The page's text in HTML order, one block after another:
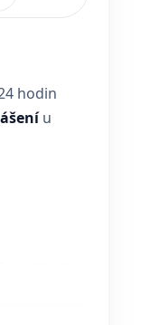
hodin
u